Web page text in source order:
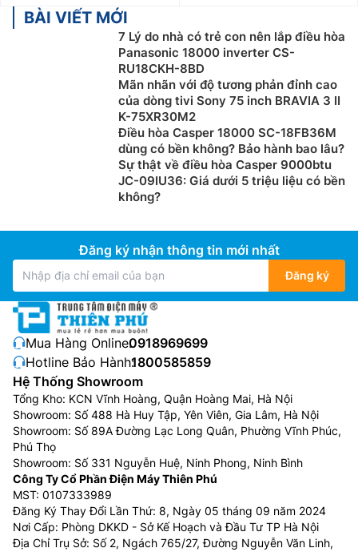
đến 17 triệu đồng.
Mẫu điều hòa LG 24000Btu:Điều hòa LG 24000btu
phù hợp với những không gian có diện tích từ 30 đến
40m2 như nhà hàng, siêu thị nhỏ hay phòng họp… Giá
bán điều hòa LG 24000btu giao động từ 16 triệu đến
Ngoài ra, các bạn có thể lựa chọn điều hòa LG
theo loại điều hòa như:
Điều hòa LG 1 chiều:Loại máy điều hòa LG 1 chiều thì
không có nhu cầu sưởi ấm trong mùa đông.
Điều hòa LG 2 chiều:Loại máy điều hòa LG 2 chiều
vừa có khả năng làm lạnh trong mùa hè, vừa có thể
làm ấm trong mùa đông. Giá thành cao hơn điều hòa
LG 1 chiều, phù hợp với những nơi có cả mùa đông và
mùa hè.
Điều hòa LG inverter:Đây là dòng điều hòa tiết kiệm
điện do sử dụng máy nén được trang bị công nghệ
inverter giúp duy trì nhiệt độ ổn định mà không phải
bật/tắt máy liên tục. Các model điều hòa LG inverter
còn được bảo hành chính hãng lên tới 10 năm cho máy
nén.
Ưu điểm của Điều Hòa LG 18000btu
Tiết kiệm năng lượng:LG nổi tiếng với công nghệ
BÀI VIẾT MỚI
7 Lý do nhà có trẻ con nên lắp điều hòa
Panasonic 18000 inverter CS-
RU18CKH-8BD
Mãn nhãn với độ tương phản đỉnh cao
của dòng tivi Sony 75 inch BRAVIA 3 II
K-75XR30M2
Điều hòa Casper 18000 SC-18FB36M
dùng có bền không? Bảo hành bao lâu?
Sự thật về điều hòa Casper 9000btu
JC-09IU36: Giá dưới 5 triệu liệu có bền
không?
Đăng ký nhận thông tin mới nhất
Đăng ký
Mua Hàng Online:0918969699
Hotline Bảo Hành:1800585859
Hệ Thống Showroom
Tổng Kho: KCN Vĩnh Hoàng, Quận Hoàng Mai, Hà Nội
Showroom: Số 488 Hà Huy Tập, Yên Viên, Gia Lâm, Hà Nội
Showroom: Số 89A Đường Lạc Long Quân, Phường Vĩnh Phúc,
Phú Thọ
Showroom: Số 331 Nguyễn Huệ, Ninh Phong, Ninh Bình
Công Ty Cổ Phần Điện Máy Thiên Phú
MST: 0107333989
Đăng Ký Thay Đổi Lần Thứ: 8, Ngày 05 tháng 09 năm 2024
Nơi Cấp: Phòng DKKD - Sở Kế Hoạch và Đầu Tư TP Hà Nội
Địa Chỉ Trụ Sở: Số 2, Ngách 765/27, Đường Nguyễn Văn Linh,